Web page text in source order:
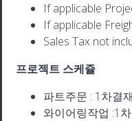
If applicable
If applicable
Sales Tax not
프로젝트 스케쥴
파트주문 : 1차결
와이어링작업 :1